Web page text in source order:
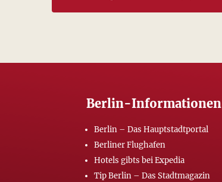
Berlin-Informationen
Berlin – Das Hauptstadtportal
Berliner Flughafen
Hotels gibts bei Expedia
Tip Berlin – Das Stadtmagazin